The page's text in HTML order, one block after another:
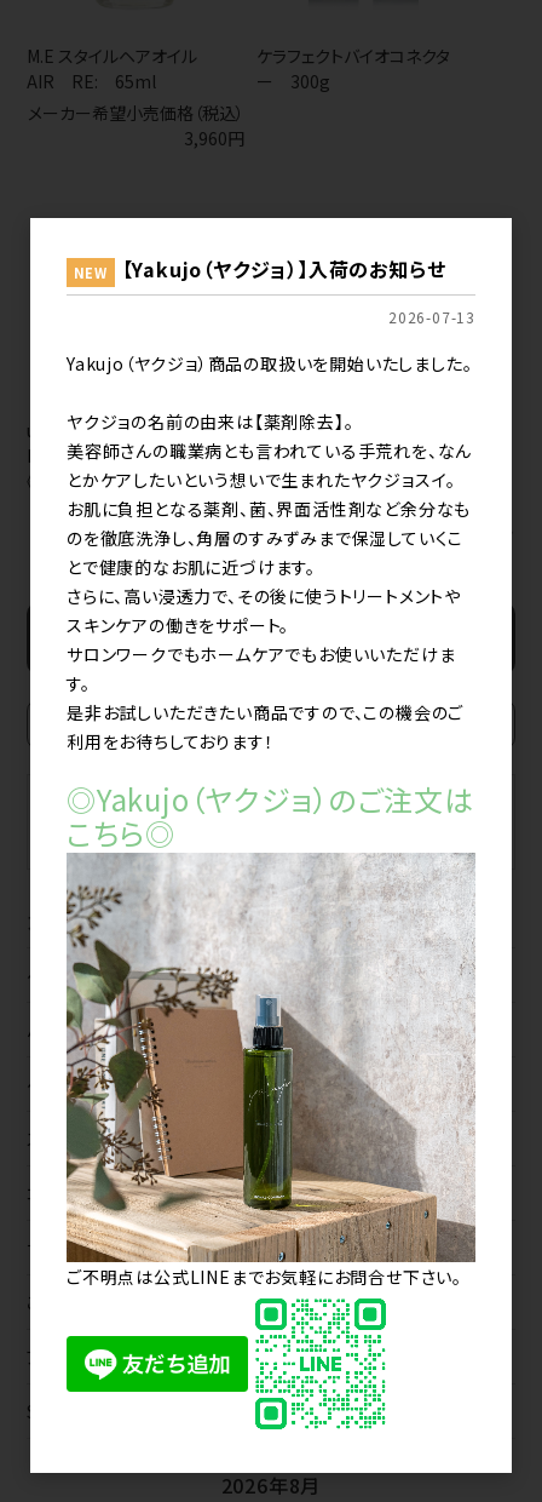
M.E スタイルヘアオイル
AIR RE: 65ml
メーカー希望小売価格（税込）
3,960円
ケラフェクトバイオコネクタ
ー 300g
uka スカルプブラシ
kenzan バリカタ
《barikata》
すべてのおすすめ商品を見る
新規会員登録
BRAND
ブランドから探す
MAKER
カテゴリから探す
ヘアカラー
パーマ
ヘアケア
スタイリング
コスメ
サロンツール
ご契約商品
アニマルフレンドリー（Animal-Friendly）
SALE
2026年8月
NEW 【Yakujo（ヤクジョ）】入荷のお知らせ
2026-07-13
Yakujo（ヤクジョ）商品の取扱いを開始いたしました。
ヤクジョの名前の由来は【薬剤除去】。
美容師さんの職業病とも言われている手荒れを、なん
とかケアしたいという想いで生まれたヤクジョスイ。
お肌に負担となる薬剤、菌、界面活性剤など余分なも
のを徹底洗浄し、角層のすみずみまで保湿していくこ
とで健康的なお肌に近づけます。
さらに、高い浸透力で、その後に使うトリートメントや
スキンケアの働きをサポート。
サロンワークでもホームケアでもお使いいただけま
す。
是非お試しいただきたい商品ですので、この機会のご
利用をお待ちしております！
◎Yakujo（ヤクジョ）のご注文は
こちら◎
ご不明点は公式LINEまでお気軽にお問合せ下さい。